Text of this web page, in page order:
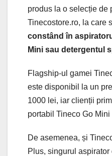
produs la o selecție de
Tinecostore.ro, la care
constând în
Mini sau detergentul
Flagship-ul gamei
este disponibil la un
1000 lei, iar clienții
portabil Tineco Go
De asemenea, și
Plus, singurul aspirator